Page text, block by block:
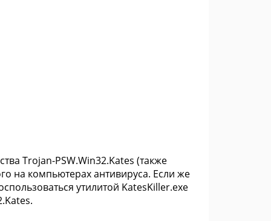
Trojan-PSW.Win32.Kates (также
на компьютерах антивируса. Если же
утилитой KatesKiller.exe